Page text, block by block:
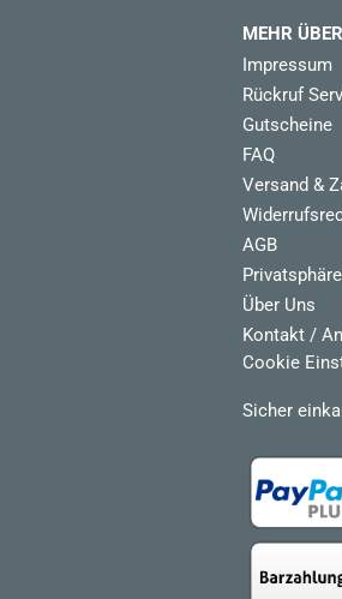
MEHR
Impressum
Rückruf
Gutscheine
FAQ
Versand &
AGB
Über Uns
Kontakt /
Cookie
Sicher